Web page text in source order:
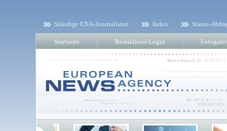
Ständige ENA-Journalisten Index Status-
Startseite Redaktions-Login